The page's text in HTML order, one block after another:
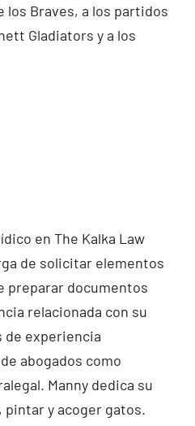
los Braves, a los partidos
Gladiators y a los
en The Kalka Law
de solicitar elementos
preparar documentos
relacionada con su
de experiencia
abogados como
Manny dedica su
y acoger gatos.